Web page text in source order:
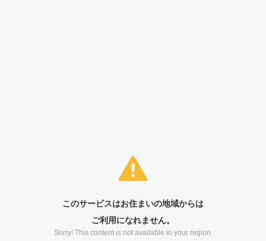
このサービスはお住まいの地域からは
ご利用になれません。
Sorry! This content is not available in your region.